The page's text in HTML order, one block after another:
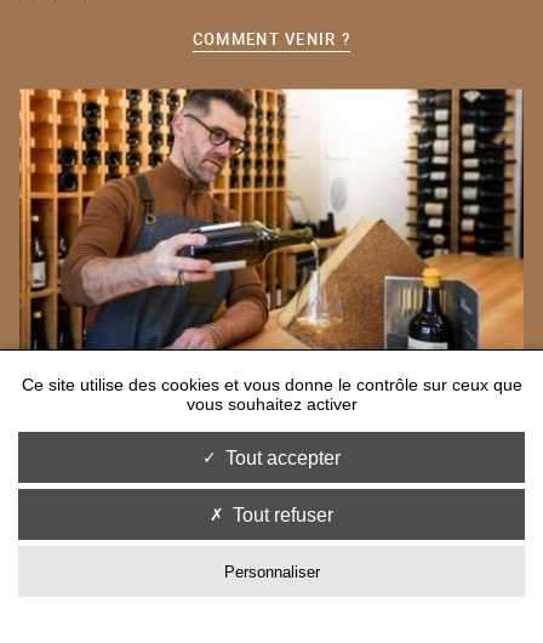
COMMENT VENIR ?
Ce site utilise des cookies et vous donne le contrôle sur ceux que
vous souhaitez activer
Tout accepter
Tout refuser
Personnaliser